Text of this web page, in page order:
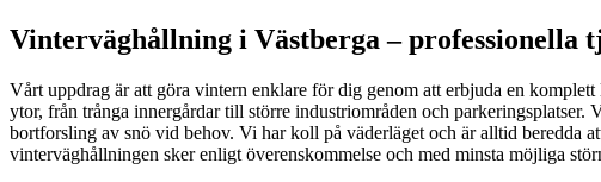
Vinterväghållning i Västberga – professionella
Vårt uppdrag är att göra vintern enklare för dig genom att erbjuda en
ytor, från trånga innergårdar till större industriområden och
bortforsling av snö vid behov. Vi har koll på väderläget och är alltid beredda
vinterväghållningen sker enligt överenskommelse och med minsta möjliga